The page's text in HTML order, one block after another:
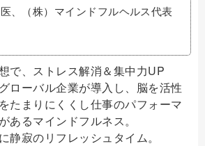
、（株）マインドフルヘルス代表
で、ストレス解消＆集中力UP
ローバル企業が導入し、脳を活性
たまりにくくし仕事のパフォーマ
あるマインドフルネス。
静寂のリフレッシュタイム。